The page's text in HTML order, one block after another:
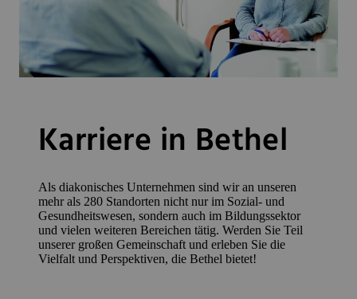
Karriere in Bethel
Als diakonisches Unternehmen sind wir an unseren
mehr als 280 Standorten nicht nur im Sozial- und
Gesundheitswesen, sondern auch im Bildungssektor
und vielen weiteren Bereichen tätig. Werden Sie Teil
unserer großen Gemeinschaft und erleben Sie die
Vielfalt und Perspektiven, die Bethel bietet!